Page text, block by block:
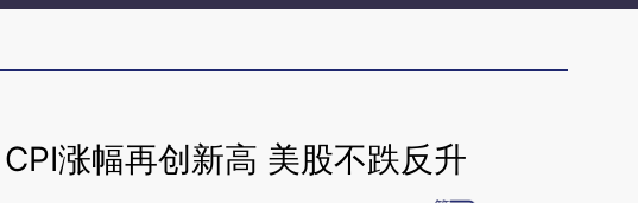
涨幅再创新高 美股不跌反升